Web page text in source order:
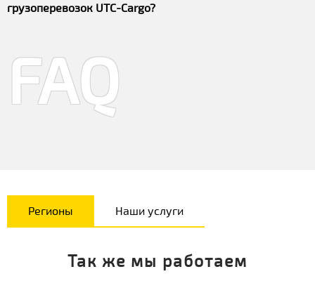
грузоперевозок UTC-Cargo?
FAQ
Регионы Наши услуги
Так же мы работаем